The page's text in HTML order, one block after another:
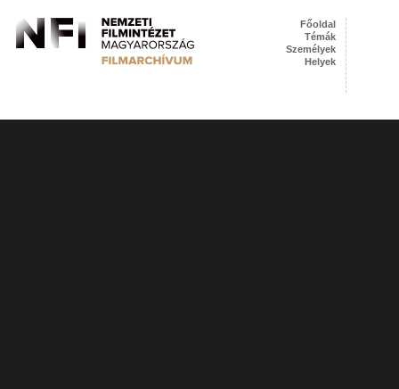
Főoldal
Témák
Személyek
Helyek